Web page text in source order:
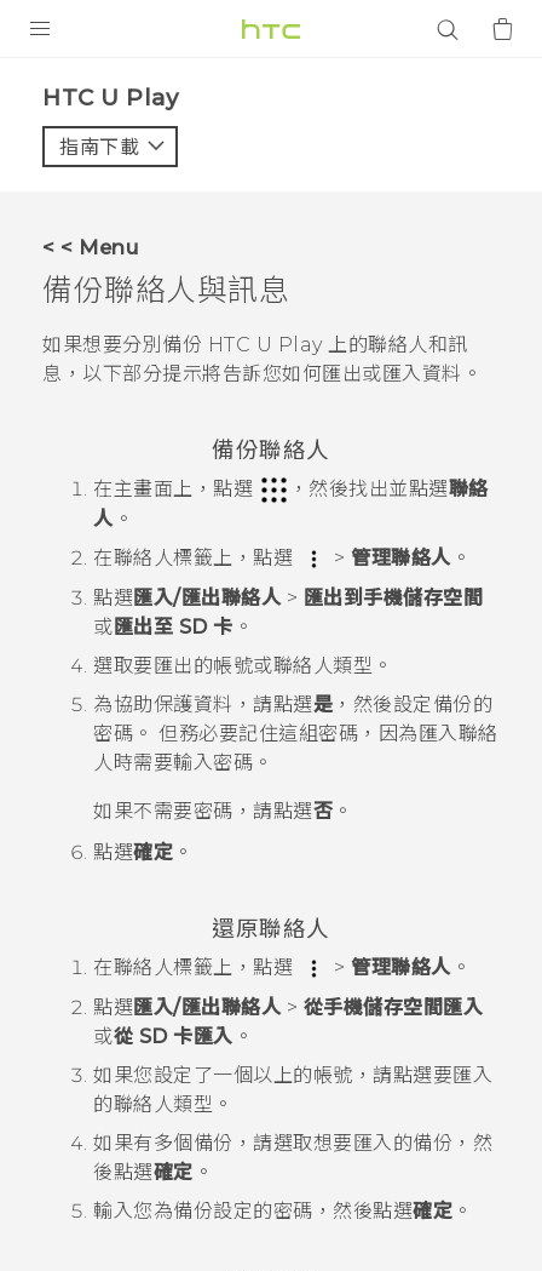
VIVE
應用程式
HTC U Play‎
指南下載
< < Menu
備份聯絡人與訊息
如果想要分別備份 HTC U Play上的聯絡人和訊
息，以下部分提示將告訴您如何匯出或匯入資料。
備份聯絡人
在主畫面上，點選 ，然後找出並點選聯絡
人。
在聯絡人標籤上，點選 > 管理聯絡人。
點選 匯入/匯出聯絡人> 匯出到手機儲存空間
或 匯出至 SD 卡 。
選取要匯出的帳號或聯絡人類型。
為協助保護資料，請點選是 ，然後設定備份的
密碼。 但務必要記住這組密碼，因為匯入聯絡
人時需要輸入密碼。
如果不需要密碼，請點選否 。
點選確定 。
還原聯絡人
在聯絡人標籤上，點選 > 管理聯絡人。
點選 匯入/匯出聯絡人> 從手機儲存空間匯入
或從 SD 卡匯入 。
如果您設定了一個以上的帳號，請點選要匯入
的聯絡人類型。
如果有多個備份，請選取想要匯入的備份，然
後點選確定 。
輸入您為備份設定的密碼，然後點選確定 。